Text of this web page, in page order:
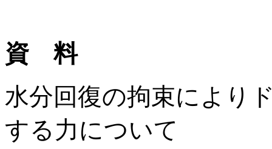
資 料
水分回復の拘束により
する力について